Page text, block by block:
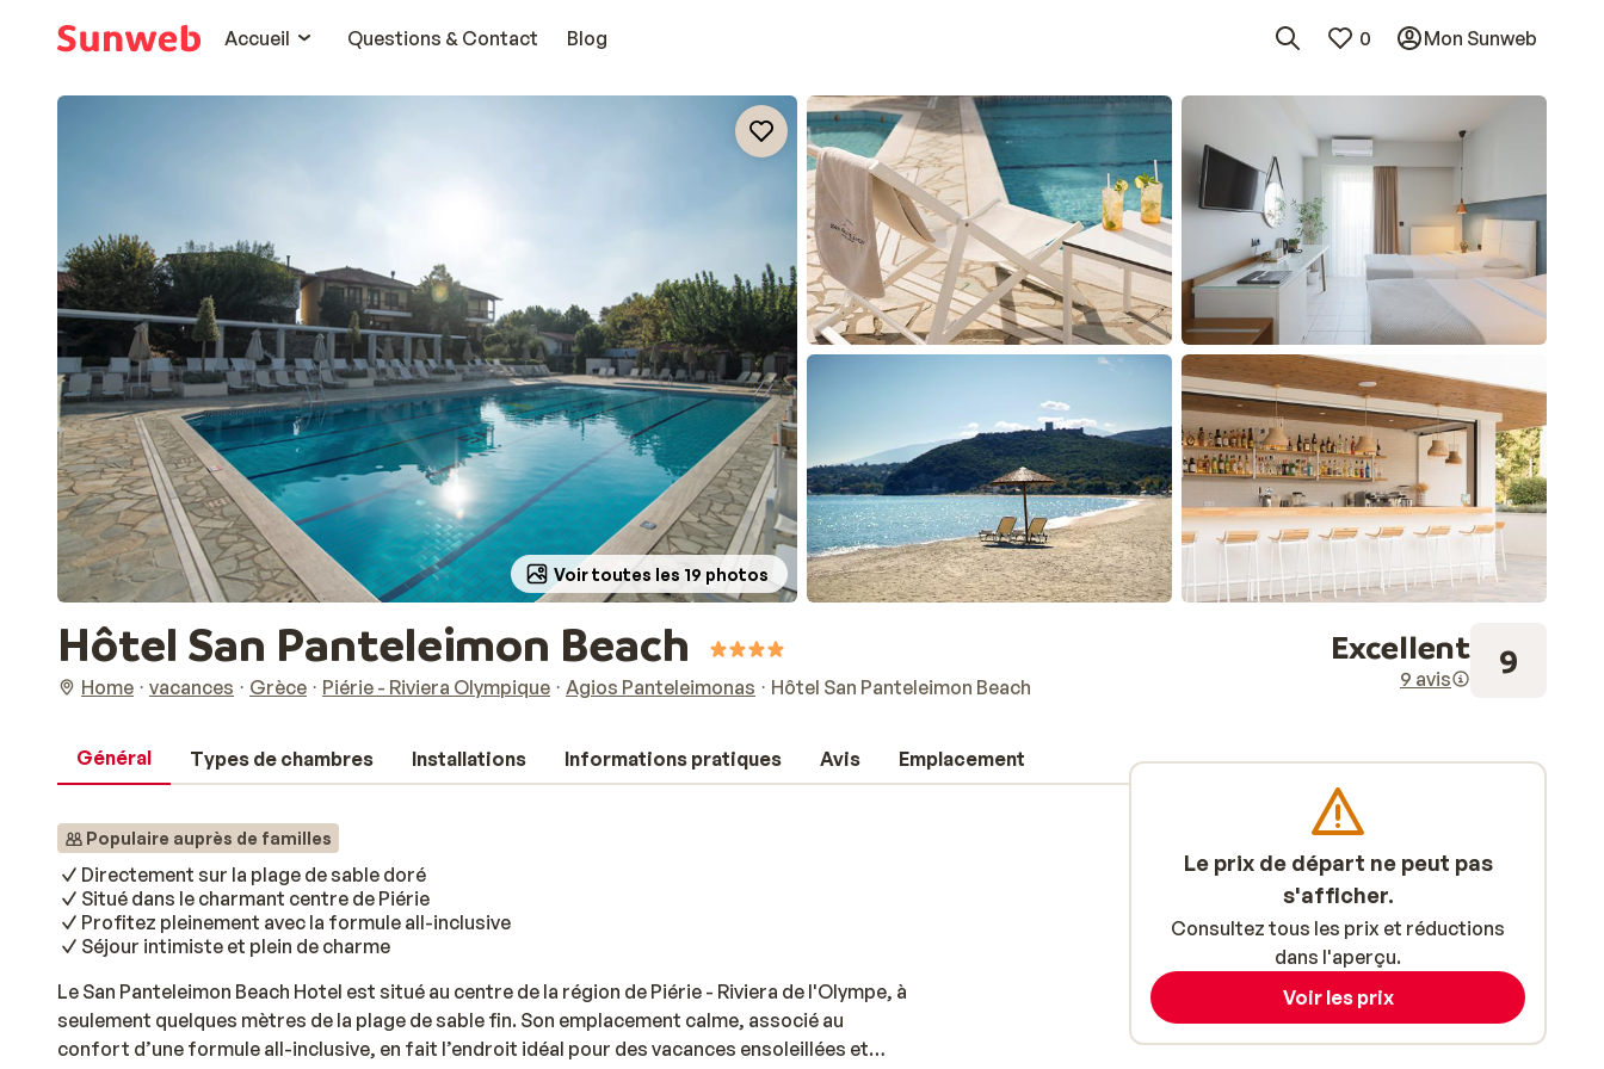
Accueil
Questions & Contact Blog 0 Mon Sunweb
Voir toutes les 19 photos
Hôtel San Panteleimon Beach
Home vacances Grèce Piérie - Riviera Olympique Agios Panteleimonas Hôtel San Panteleimon Beach
Excellent
9 avis 9
Général Types de chambres Installations Informations pratiques Avis Emplacement
Populaire auprès de familles
Directement sur la plage de sable doré
Situé dans le charmant centre de Piérie
Profitez pleinement avec la formule all-inclusive
Séjour intimiste et plein de charme
Le San Panteleimon Beach Hotel est situé au centre de la région de Piérie - Riviera de l'Olympe, à
seulement quelques mètres de la plage de sable fin. Son emplacement calme, associé au
confort d’une formule all-inclusive, en fait l’endroit idéal pour des vacances ensoleillées et
Le prix de départ ne peut pas
s'afficher.
Consultez tous les prix et réductions
dans l'aperçu.
Voir les prix